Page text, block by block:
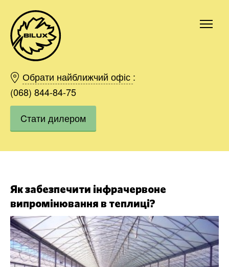
Обрати найближчий офіс :
(068) 844-84-75
Cтати дилером
Як забезпечити інфрачервоне
випромінювання в теплиці?
Київ
Харків
Одесса
Дніпро
Івано-Франківськ
Область
Замовити